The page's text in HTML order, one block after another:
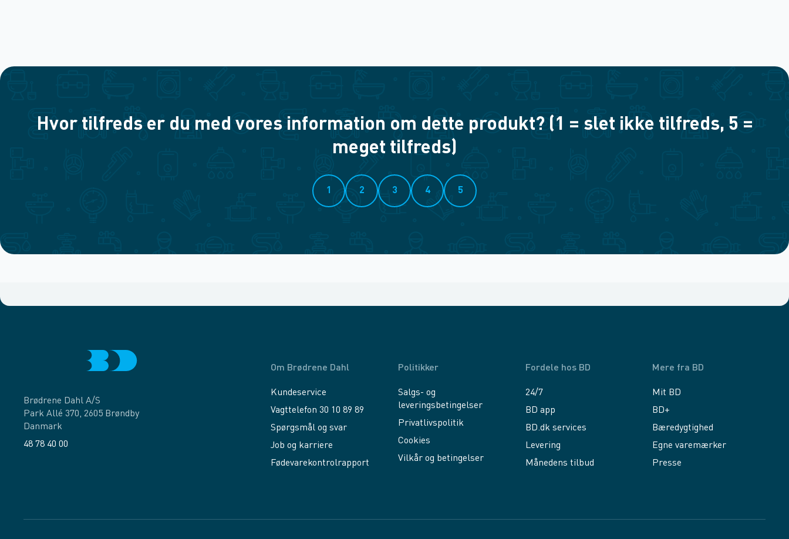
Hvor tilfreds er du med vores information om dette produkt? (1 = slet ikke tilfreds, 5 =
meget tilfreds)
1 2 3 4 5
Brødrene Dahl A/S
Park Allé 370, 2605 Brøndby
Danmark
48 78 40 00
Om Brødrene Dahl
Kundeservice
Vagttelefon 30 10 89 89
Spørgsmål og svar
Job og karriere
Fødevarekontrolrapport
Politikker
Salgs- og
leveringsbetingelser
Privatlivspolitik
Cookies
Vilkår og betingelser
Fordele hos BD
24/7
BD app
BD.dk services
Levering
Månedens tilbud
Mere fra BD
Mit BD
BD+
Bæredygtighed
Egne varemærker
Presse